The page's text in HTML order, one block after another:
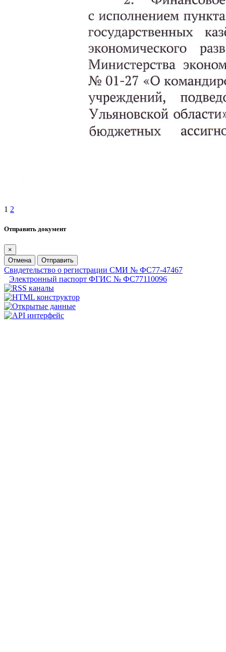
1 2
Отправить документ
×
Отмена
Отправить
Свидетельство о регистрации СМИ № ФС77-47467
Электронный паспорт ФГИС № ФС77110096